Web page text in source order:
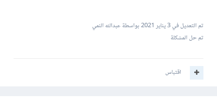
تم التعديل في3 يناير 2021
بواسطة عبدالله النمي
تم حل المشكلة
اقتباس